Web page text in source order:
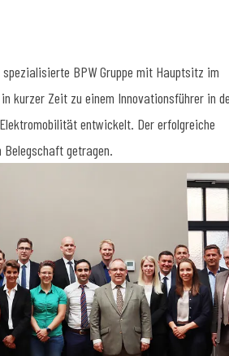
BPW Gruppe mit Hauptsitz im
kurzer Zeit zu einem Innovationsführer in
entwickelt. Der erfolgreiche
Belegschaft getragen.